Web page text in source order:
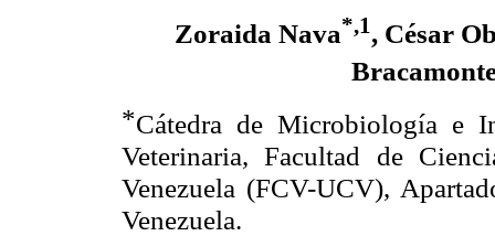
Zoraida Nava*,1, César
*Cátedra de Microbiología e
Veterinaria, Facultad de
Venezuela (FCV-UCV),
Venezuela.